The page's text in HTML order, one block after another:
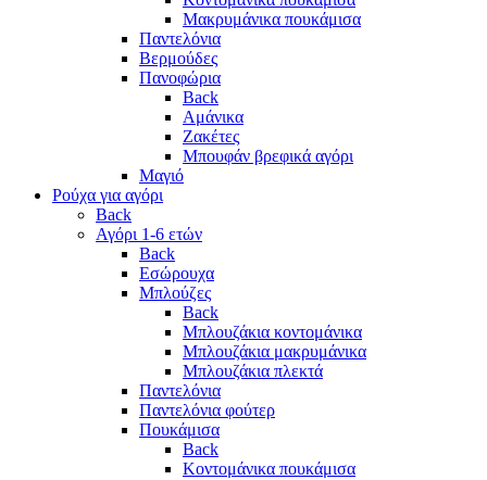
Μακρυμάνικα πουκάμισα
Παντελόνια
Βερμούδες
Πανοφώρια
Back
Αμάνικα
Ζακέτες
Μπουφάν βρεφικά αγόρι
Μαγιό
Ρούχα για αγόρι
Back
Αγόρι 1-6 ετών
Back
Εσώρουχα
Μπλούζες
Back
Μπλουζάκια κοντομάνικα
Μπλουζάκια μακρυμάνικα
Μπλουζάκια πλεκτά
Παντελόνια
Παντελόνια φούτερ
Πουκάμισα
Back
Κοντομάνικα πουκάμισα